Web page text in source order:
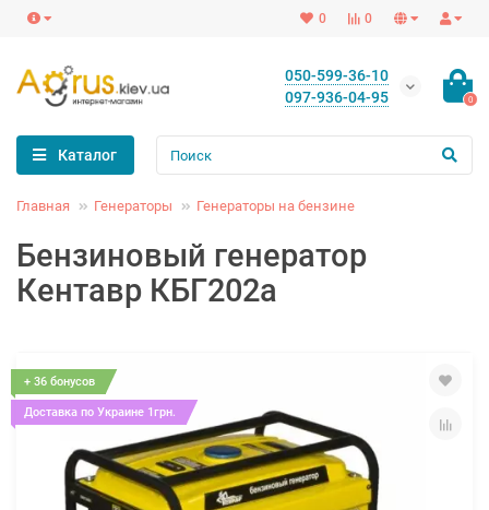
0
0
050-599-36-10
097-936-04-95
0
Каталог
Главная Генераторы Генераторы на бензине
Бензиновый генератор
Кентавр КБГ202а
+ 36 бонусов
Доставка по Украине 1грн.